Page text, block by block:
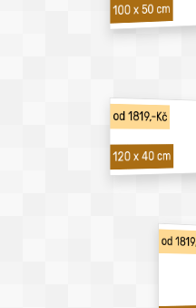
100 x 50 cm
od 1819,-Kč
120 x 40 cm
od